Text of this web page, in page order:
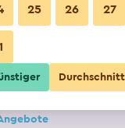
91 €
92
25 26 27